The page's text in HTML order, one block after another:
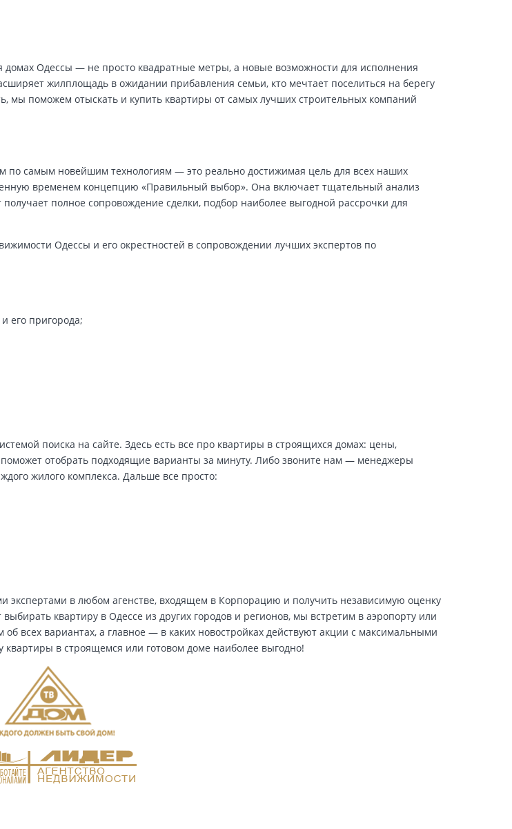
домах Одессы — не просто квадратные метры, а новые возможности для исполнения
жилплощадь в ожидании прибавления семьи, кто мечтает поселиться на берегу
мы поможем отыскать и купить квартиры от самых лучших строительных компаний
по самым новейшим технологиям — это реально достижимая цель для всех наших
временем концепцию «Правильный выбор». Она включает тщательный анализ
полное сопровождение сделки, подбор наиболее выгодной рассрочки для
Одессы и его окрестностей в сопровождении лучших экспертов по
его пригорода;
поиска на сайте. Здесь есть все про квартиры в строящихся домах: цены,
отобрать подходящие варианты за минуту. Либо звоните нам — менеджеры
жилого комплекса. Дальше все просто:
в любом агенстве, входящем в Корпорацию и получить независимую оценку
квартиру в Одессе из других городов и регионов, мы встретим в аэропорту или
всех вариантах, а главное — в каких новостройках действуют акции с максимальными
в строящемся или готовом доме наиболее выгодно!